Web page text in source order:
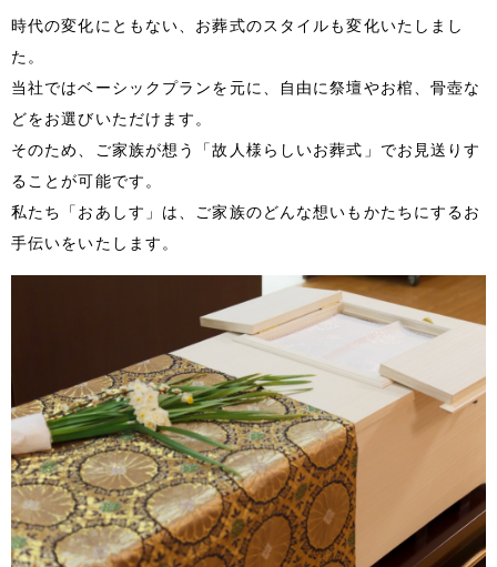
時代の変化にともない、お葬式のスタイルも変化いたしまし
た。
当社ではベーシックプランを元に、自由に祭壇やお棺、骨壺な
どをお選びいただけます。
そのため、ご家族が想う「故人様らしいお葬式」でお見送りす
ることが可能です。
私たち「おあしす」は、ご家族のどんな想いもかたちにするお
手伝いをいたします。